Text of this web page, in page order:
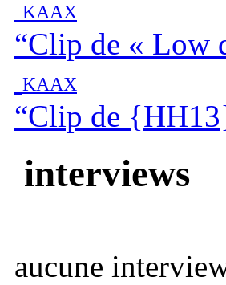
KAAX
“Clip de « Low
KAAX
“Clip de
interviews
aucune